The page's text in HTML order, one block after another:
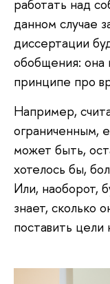
работать над
данном случае
диссертации
обобщения: она
принципе про
Например,
ограниченным,
может быть,
хотелось бы,
Или, наоборот,
знает, сколько
поставить